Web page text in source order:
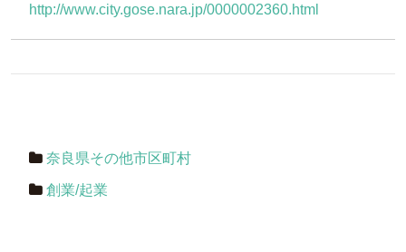
http://www.city.gose.nara.jp/0000002360.html
奈良県その他市区町村
創業/起業